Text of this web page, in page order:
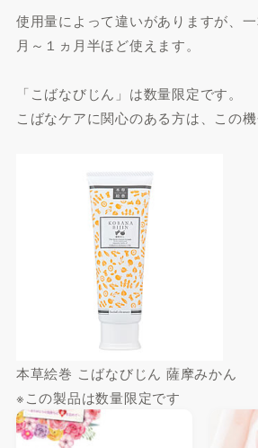
使用量によって違いがありますが、
月～１ヵ月半ほど使えます。
「こばなびじん」は数量限定です。
こばなケアに関心のある方は、この
本草絵巻 こばなびじん 薩摩みかん
※この製品は数量限定です